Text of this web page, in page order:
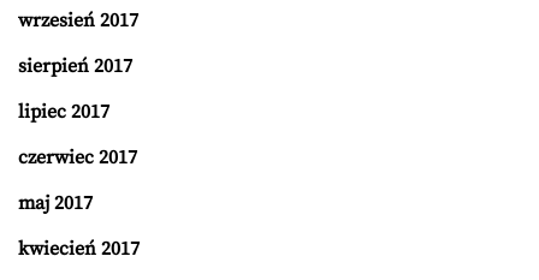
wrzesień 2017
sierpień 2017
lipiec 2017
czerwiec 2017
maj 2017
kwiecień 2017